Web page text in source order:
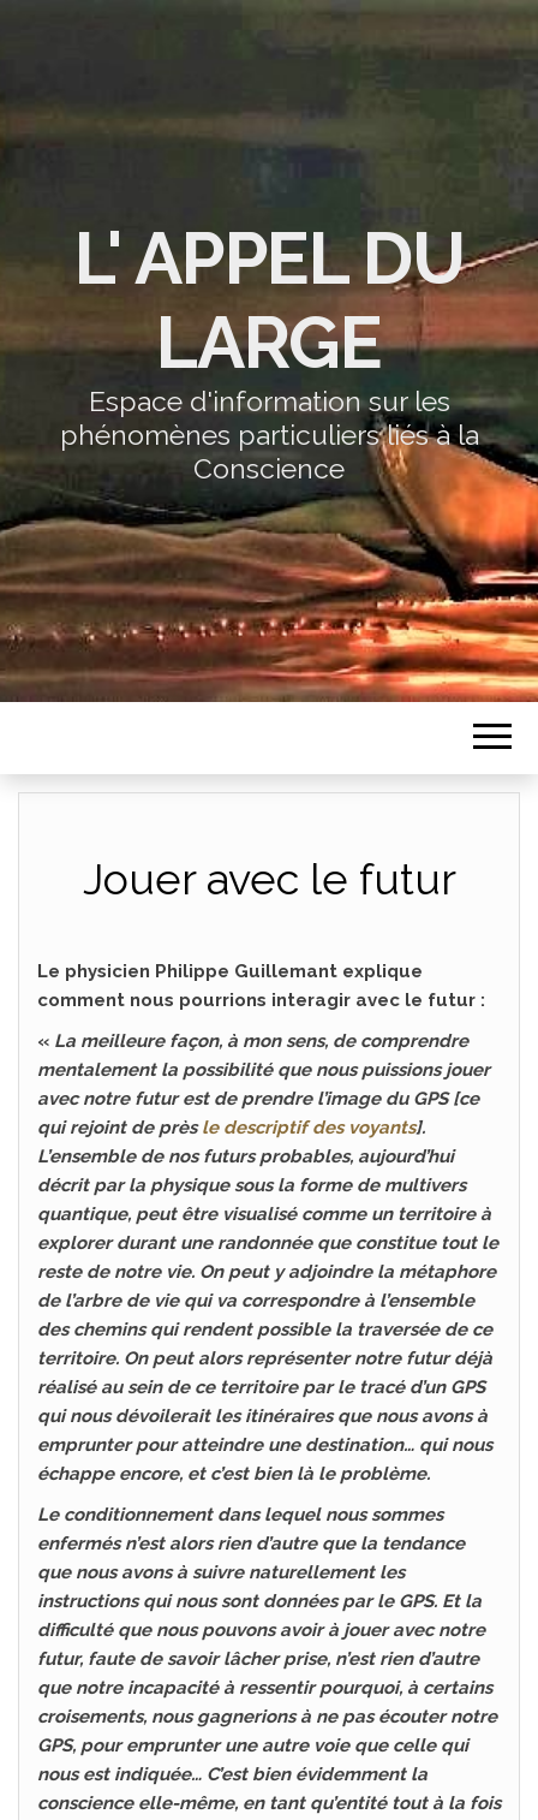
L' APPEL DU
LARGE
Espace d'information sur les
phénomènes particuliers liés à la
Conscience
Jouer avec le futur
Le physicien Philippe Guillemant explique
comment nous pourrions interagir avec le futur :
« La meilleure façon, à mon sens, de comprendre
mentalement la possibilité que nous puissions jouer
avec notre futur est de prendre l’image du GPS [ce
qui rejoint de prèsle descriptif des voyants].
L’ensemble de nos futurs probables, aujourd’hui
décrit par la physique sous la forme de multivers
quantique, peut être visualisé comme un territoire à
explorer durant une randonnée que constitue tout le
reste de notre vie. On peut y adjoindre la métaphore
de l’arbre de vie qui va correspondre à l’ensemble
des chemins qui rendent possible la traversée de ce
territoire. On peut alors représenter notre futur déjà
réalisé au sein de ce territoire par le tracé d’un GPS
qui nous dévoilerait les itinéraires que nous avons à
emprunter pour atteindre une destination… qui nous
échappe encore, et c’est bien là le problème.
Le conditionnement dans lequel nous sommes
enfermés n’est alors rien d’autre que la tendance
que nous avons à suivre naturellement les
instructions qui nous sont données par le GPS. Et la
difficulté que nous pouvons avoir à jouer avec notre
futur, faute de savoir lâcher prise, n’est rien d’autre
que notre incapacité à ressentir pourquoi, à certains
croisements, nous gagnerions à ne pas écouter notre
GPS, pour emprunter une autre voie que celle qui
nous est indiquée… C’est bien évidemment la
conscience elle-même, en tant qu’entité tout à la fois